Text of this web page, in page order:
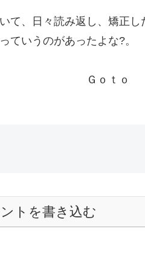
て、日々読み返し、矯正し
ていうのがあったよな?。
Ｇｏｔｏ
トを書き込む